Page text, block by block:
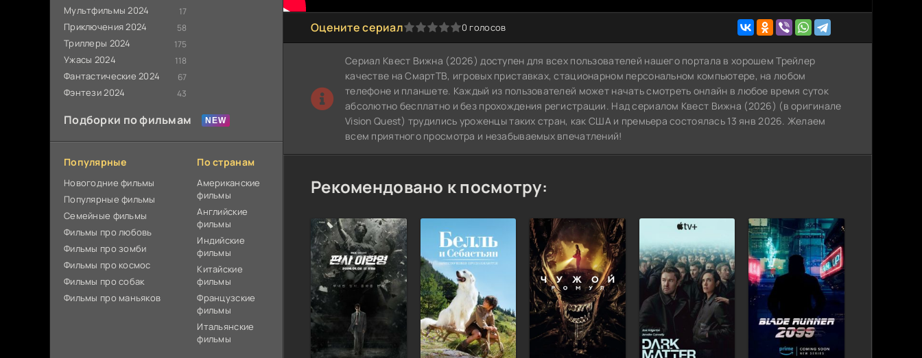
Мультфильмы 2024 17
Приключения 2024 58
Триллеры 2024 175
Ужасы 2024 118
Фантастические 2024 67
Фэнтези 2024 43
Подборки по фильмам
Популярные
Новогодние фильмы
Популярные фильмы
Cемейные фильмы
Фильмы про любовь
Фильмы про зомби
Фильмы про космос
Фильмы про собак
Фильмы про маньяков
По странам
Американские
фильмы
Английские
фильмы
Индийские
фильмы
Китайские
фильмы
Французские
фильмы
Итальянские
фильмы
Оцените сериал
1 2 3 4 5 0 голосов
Сериал Квест Вижна (2026) доступен для всех пользователей нашего портала в хорошем Трейлер
качестве на СмартТВ, игровых приставках, стационарном персональном компьютере, на любом
телефоне и планшете. Каждый из пользователей может начать смотреть онлайн в любое время суток
абсолютно бесплатно и без прохождения регистрации. Над сериалом Квест Вижна (2026) (в оригинале
Vision Quest) трудились уроженцы таких стран, как США и премьера состоялась 13 янв 2026. Желаем
всем приятного просмотра и незабываемых впечатлений!
Рекомендовано к посмотру: